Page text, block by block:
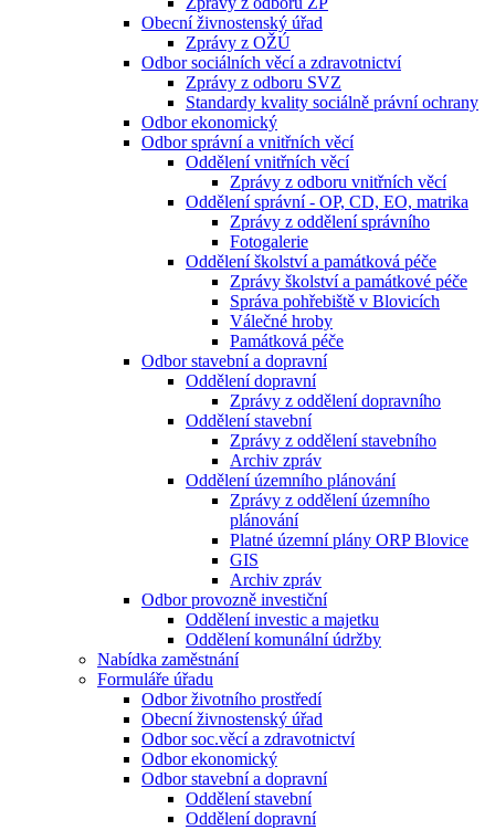
Obecní živnostenský úřad
Zprávy z OŽÚ
Odbor sociálních věcí a zdravotnictví
Zprávy z odboru SVZ
Standardy kvality sociálně právní ochrany
Odbor ekonomický
Odbor správní a vnitřních věcí
Oddělení vnitřních věcí
Zprávy z odboru vnitřních věcí
Oddělení správní - OP, CD, EO, matrika
Zprávy z oddělení správního
Fotogalerie
Oddělení školství a památková péče
Zprávy školství a památkové péče
Správa pohřebiště v Blovicích
Válečné hroby
Památková péče
Odbor stavební a dopravní
Oddělení dopravní
Zprávy z oddělení dopravního
Oddělení stavební
Zprávy z oddělení stavebního
Archiv zpráv
Oddělení územního plánování
Zprávy z oddělení územního
plánování
Platné územní plány ORP Blovice
GIS
Archiv zpráv
Odbor provozně investiční
Oddělení investic a majetku
Oddělení komunální údržby
Nabídka zaměstnání
Formuláře úřadu
Odbor životního prostředí
Obecní živnostenský úřad
Odbor soc.věcí a zdravotnictví
Odbor ekonomický
Odbor stavební a dopravní
Oddělení stavební
Oddělení dopravní